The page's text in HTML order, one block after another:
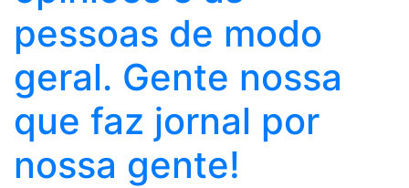
pessoas de modo
geral. Gente nossa
que faz jornal por
nossa gente!